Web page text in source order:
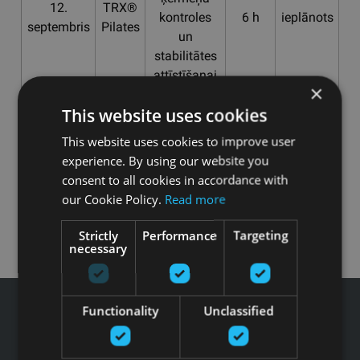
12.
septembris
TRX®
Pilates
kontroles
un
stabilitātes
attīstīšanai
6 h ieplānots
Atpakaļ
×
This website uses cookies
This website uses cookies to improve user
experience. By using our website you
consent to all cookies in accordance with
our Cookie Policy. Read more
Strictly
necessary
Performance Targeting
Functionality Unclassified